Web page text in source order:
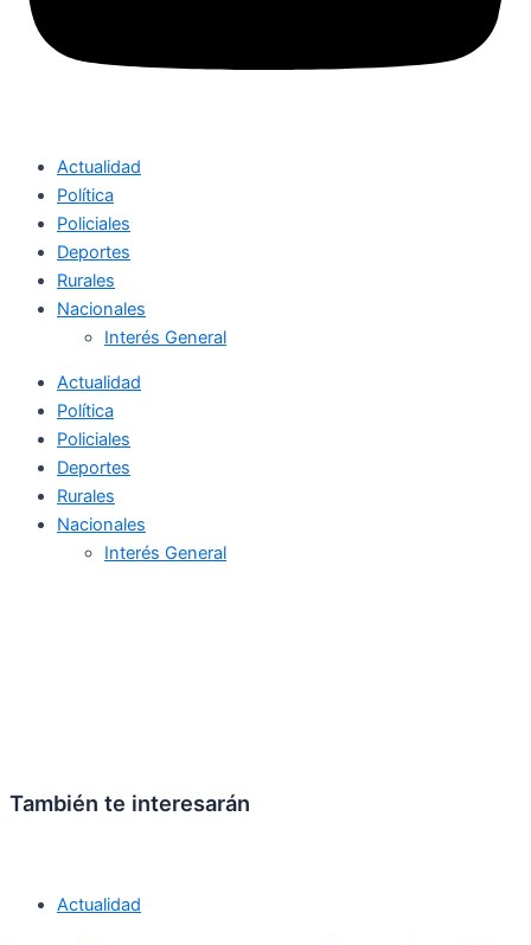
Actualidad
Política
Policiales
Deportes
Rurales
Nacionales
Interés General
Actualidad
Política
Policiales
Deportes
Rurales
Nacionales
Interés General
También te interesarán
Actualidad